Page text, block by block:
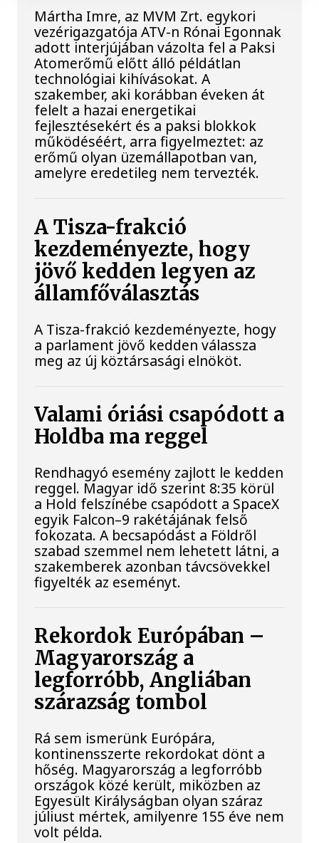
Mártha Imre, az MVM Zrt. egykori
vezérigazgatója ATV-n Rónai Egonnak
adott interjújában vázolta fel a Paksi
Atomerőmű előtt álló példátlan
technológiai kihívásokat. A
szakember, aki korábban éveken át
felelt a hazai energetikai
fejlesztésekért és a paksi blokkok
működéséért, arra figyelmeztet: az
erőmű olyan üzemállapotban van,
amelyre eredetileg nem tervezték.
A Tisza-frakció
kezdeményezte, hogy
jövő kedden legyen az
államfőválasztás
A Tisza-frakció kezdeményezte, hogy
a parlament jövő kedden válassza
meg az új köztársasági elnököt.
Valami óriási csapódott a
Holdba ma reggel
Rendhagyó esemény zajlott le kedden
reggel. Magyar idő szerint 8:35 körül
a Hold felszínébe csapódott a SpaceX
egyik Falcon–9 rakétájának felső
fokozata. A becsapódást a Földről
szabad szemmel nem lehetett látni, a
szakemberek azonban távcsövekkel
figyelték az eseményt.
Rekordok Európában –
Magyarország a
legforróbb, Angliában
szárazság tombol
Rá sem ismerünk Európára,
kontinensszerte rekordokat dönt a
hőség. Magyarország a legforróbb
országok közé került, miközben az
Egyesült Királyságban olyan száraz
júliust mértek, amilyenre 155 éve nem
volt példa.